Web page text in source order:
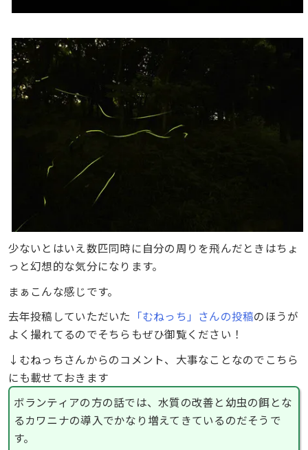
少ないとはいえ数匹同時に自分の周りを飛んだときはちょ
っと幻想的な気分になります。
まぁこんな感じです。
去年投稿していただいた 「むねっち」さんの投稿のほうが
よく撮れてるのでそちらもぜひ御覧ください！
↓むねっちさんからのコメント、大事なことなのでこちら
にも載せておきます
ボランティアの方の話では、水質の改善と幼虫の餌とな
るカワニナの導入でかなり増えてきているのだそうで
す。